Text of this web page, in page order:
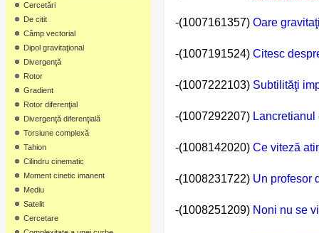
Cercetări
De citit
Câmp vectorial
Dipol gravitaţional
Divergenţă
Rotor
Gradient
Rotor diferenţial
Divergenţă diferenţială
Torsiune complexă
Tahion
Cilindru cinematic
Moment cinetic imanent
Mediu
Satelit
Cercetare
-(1007161357) Oare
-(1007191524) Citesc
-(1007222103) Subtilităţi
-(1007292207)
-(1008142020) Ce viteză
-(1008231722) Un profesor
-(1008251209) Noni nu se